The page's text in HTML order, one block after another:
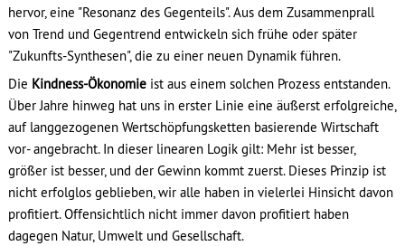
hervor, eine "Resonanz des Gegenteils". Aus dem Zusammenprall
von Trend und Gegentrend entwickeln sich frühe oder später
"Zukunfts-Synthesen", die zu einer neuen Dynamik führen.
Die Kindness-Ökonomieist aus einem solchen Prozess entstanden.
Über Jahre hinweg hat uns in erster Linie eine äußerst erfolgreiche,
auf langgezogenen Wertschöpfungsketten basierende Wirtschaft
vor- angebracht. In dieser linearen Logik gilt: Mehr ist besser,
größer ist besser, und der Gewinn kommt zuerst. Dieses Prinzip ist
nicht erfolglos geblieben, wir alle haben in vielerlei Hinsicht davon
profitiert. Offensichtlich nicht immer davon profitiert haben
dagegen Natur, Umwelt und Gesellschaft.